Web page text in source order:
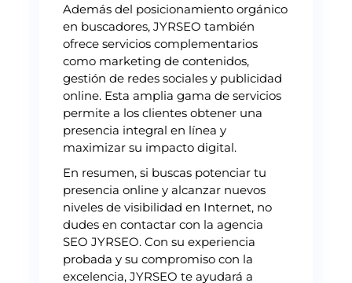
Además del posicionamiento orgánico
en buscadores, JYRSEO también
ofrece servicios complementarios
como marketing de contenidos,
gestión de redes sociales y publicidad
online. Esta amplia gama de servicios
permite a los clientes obtener una
presencia integral en línea y
maximizar su impacto digital.
En resumen, si buscas potenciar tu
presencia online y alcanzar nuevos
niveles de visibilidad en Internet, no
dudes en contactar con la agencia
SEO JYRSEO. Con su experiencia
probada y su compromiso con la
excelencia, JYRSEO te ayudará a